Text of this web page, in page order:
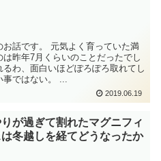
話です。 元気よく育っていた満
昨年7月くらいのことだったでし
わ、面白いほどぽろぽろ取れてし
事ではない。 ...
2019.06.19
が過ぎて割れたマグニフィ
は冬越しを経てどうなったか